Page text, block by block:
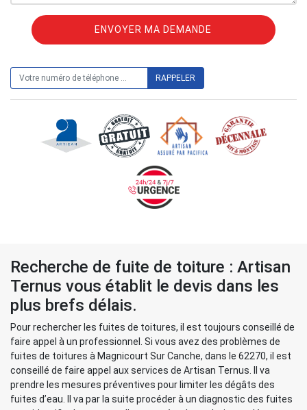
Recherche de fuite de toiture : Artisan
Ternus vous établit le devis dans les
plus brefs délais.
Pour rechercher les fuites de toitures, il est toujours conseillé de
faire appel à un professionnel. Si vous avez des problèmes de
fuites de toitures à Magnicourt Sur Canche, dans le 62270, il est
conseillé de faire appel aux services de Artisan Ternus. Il va
prendre les mesures préventives pour limiter les dégâts des
fuites d’eau. Il va par la suite procéder à un diagnostic des fuites